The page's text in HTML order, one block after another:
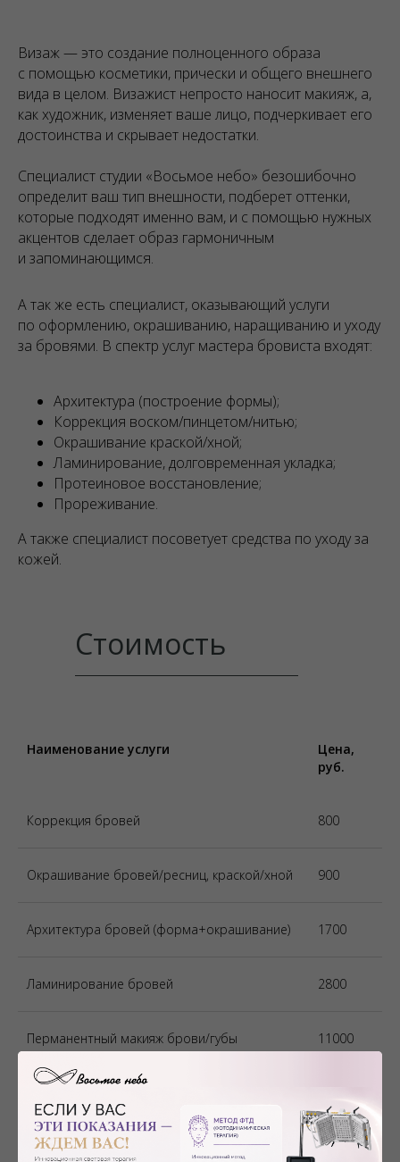
Визаж — это создание полноценного образа
с помощью косметики, прически и общего внешнего
вида в целом. Визажист непросто наносит макияж, а,
как художник, изменяет ваше лицо, подчеркивает его
достоинства и скрывает недостатки.
Специалист студии «Восьмое небо» безошибочно
определит ваш тип внешности, подберет оттенки,
которые подходят именно вам, и с помощью нужных
акцентов сделает образ гармоничным
и запоминающимся.
А так же есть специалист, оказывающий услуги
по оформлению, окрашиванию, наращиванию и уходу
за бровями. В спектр услуг мастера бровиста входят:
Архитектура (построение формы);
Коррекция воском/пинцетом/нитью;
Окрашивание краской/хной;
Ламинирование, долговременная укладка;
Протеиновое восстановление;
Прореживание.
А также специалист посоветует средства по уходу за
кожей.
Стоимость
Наименование услуги
Цена,
руб.
Коррекция бровей 800
Окрашивание бровей/ресниц, краской/хной 900
Архитектура бровей (форма+окрашивание) 1700
Ламинирование бровей 2800
Перманентный макияж брови/губы 11000
пространства